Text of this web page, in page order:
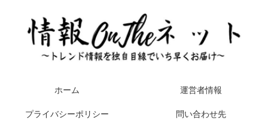
ホーム 運営者情報
プライバシーポリシー 問い合わせ先